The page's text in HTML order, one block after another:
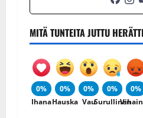
MITÄ TUNTEITA JUTTU
0%
Ihana
0%
Hauska
0%
Vau
0%
Surullinen
0%